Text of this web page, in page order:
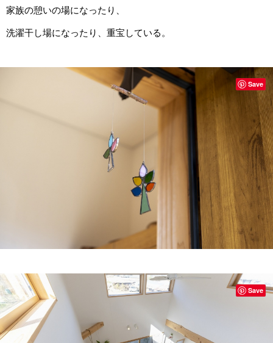
家族の憩いの場になったり、
洗濯干し場になったり、重宝している。
Save
Save